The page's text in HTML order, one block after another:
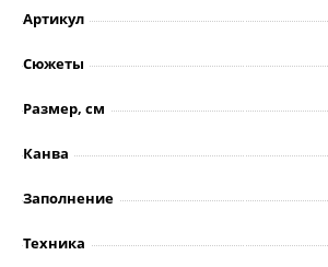
Артикул
Сюжеты
Размер, см
Канва
Заполнение
Техника